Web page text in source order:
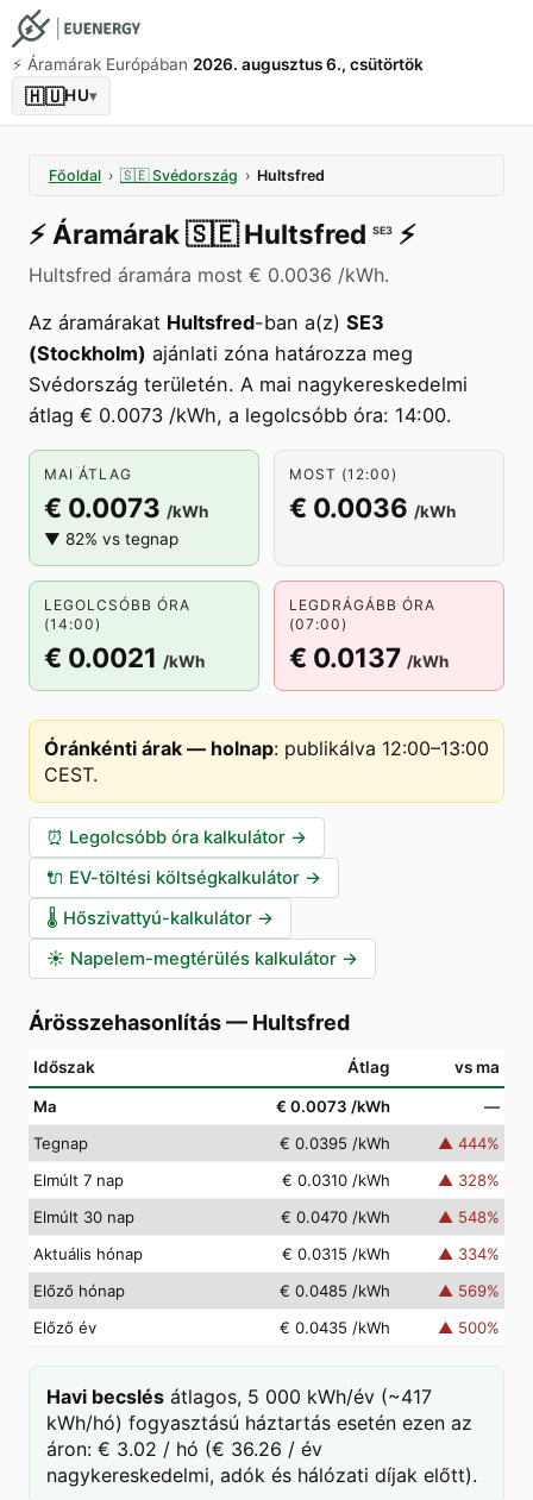
⚡️ Áramárak Európában 2026. augusztus 6., csütörtök
🇭🇺HU▾
Főoldal › 🇸🇪 Svédország › Hultsfred
⚡️ Áramárak🇸🇪 Hultsfred SE3 ⚡️
Hultsfred áramára most € 0.0036 /kWh.
Az áramárakat Hultsfred-ban a(z) SE3
(Stockholm) ajánlati zóna határozza meg
Svédország területén. A mai nagykereskedelmi
átlag € 0.0073 /kWh, a legolcsóbb óra: 14:00.
MAI ÁTLAG
€ 0.0073 /kWh
▼ 82% vs tegnap
MOST (12:00)
€ 0.0036 /kWh
LEGOLCSÓBB ÓRA
(14:00)
€ 0.0021 /kWh
LEGDRÁGÁBB ÓRA
(07:00)
€ 0.0137 /kWh
Óránkénti árak — holnap: publikálva 12:00–13:00
CEST.
⏰ Legolcsóbb óra kalkulátor →
🔌 EV-töltési költségkalkulátor →
🌡️ Hőszivattyú-kalkulátor →
☀️ Napelem-megtérülés kalkulátor →
Árösszehasonlítás— Hultsfred
Időszak Átlag vs ma
Ma € 0.0073 /kWh
—
Tegnap
€ 0.0395 /kWh ▲ 444%
Elmúlt 7 nap
€ 0.0310 /kWh ▲ 328%
Elmúlt 30 nap
€ 0.0470 /kWh ▲ 548%
Aktuális hónap
€ 0.0315 /kWh ▲ 334%
Előző hónap
€ 0.0485 /kWh ▲ 569%
Előző év
€ 0.0435 /kWh ▲ 500%
Havi becslés átlagos, 5 000 kWh/év (~417
kWh/hó) fogyasztású háztartás esetén ezen az
áron: € 3.02 / hó (€ 36.26 / év
nagykereskedelmi, adók és hálózati díjak előtt).